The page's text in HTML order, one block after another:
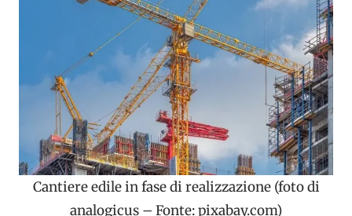
Cantiere edile in fase di realizzazione (foto di
analogicus – Fonte: pixabay.com)